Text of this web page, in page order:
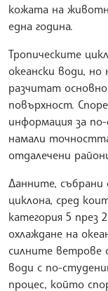
кожата на
една година.
Тропическите
океански води,
разчитат
повърхност.
информация за
намали
отдалечени
Данните,
циклона, сред
категория 5 през
охлаждане на
силните ветрове
води с по-
процес, който